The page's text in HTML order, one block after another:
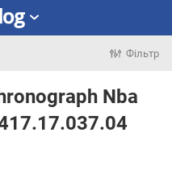
Фільтр
Nba